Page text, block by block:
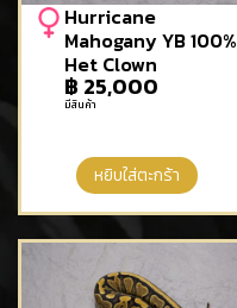
Hurricane
Mahogany YB 100%
Het Clown
฿ 25,000
มีสินค้า
หยิบใส่ตะกร้า